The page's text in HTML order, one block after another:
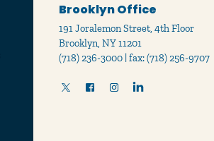
Brooklyn Office
191 Joralemon Street, 4th Floor
Brooklyn, NY 11201
(718) 236-3000 | fax: (718) 256-9707